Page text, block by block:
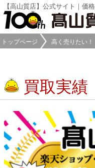
【高山質店】公式サイト｜価
トップページ 高く売りたい！
買取実績